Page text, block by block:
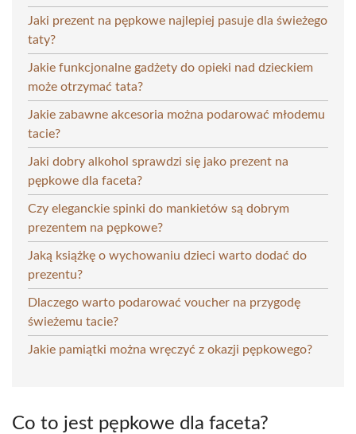
Jaki prezent na pępkowe najlepiej pasuje dla świeżego
taty?
Jakie funkcjonalne gadżety do opieki nad dzieckiem
może otrzymać tata?
Jakie zabawne akcesoria można podarować młodemu
tacie?
Jaki dobry alkohol sprawdzi się jako prezent na
pępkowe dla faceta?
Czy eleganckie spinki do mankietów są dobrym
prezentem na pępkowe?
Jaką książkę o wychowaniu dzieci warto dodać do
prezentu?
Dlaczego warto podarować voucher na przygodę
świeżemu tacie?
Jakie pamiątki można wręczyć z okazji pępkowego?
Co to jest pępkowe dla faceta?